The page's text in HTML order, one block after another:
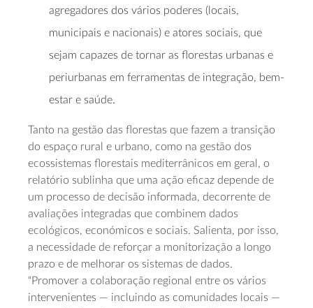
agregadores dos vários poderes (locais,
municipais e nacionais) e atores sociais, que
sejam capazes de tornar as florestas urbanas e
periurbanas em ferramentas de integração, bem-
estar e saúde.
Tanto na gestão das florestas que fazem a transição
do espaço rural e urbano, como na gestão dos
ecossistemas florestais mediterrânicos em geral, o
relatório sublinha que uma ação eficaz depende de
um processo de decisão informada, decorrente de
avaliações integradas que combinem dados
ecológicos, económicos e sociais. Salienta, por isso,
a necessidade de reforçar a monitorização a longo
prazo e de melhorar os sistemas de dados.
“Promover a colaboração regional entre os vários
intervenientes — incluindo as comunidades locais —